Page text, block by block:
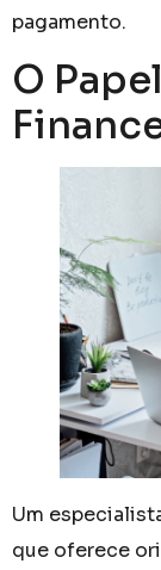
pagamento.
O
Um
que oferece